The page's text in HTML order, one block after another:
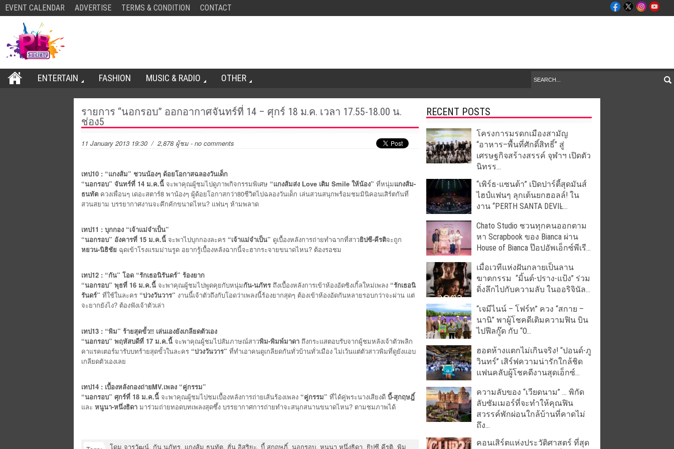
EVENT CALENDAR ADVERTISE TERMS & CONDITION CONTACT
ENTERTAIN FASHION MUSIC & RADIO OTHER
รายการ “นอกรอบ” ออกอากาศจันทร์ที่ 14 – ศุกร์ 18 ม.ค. เวลา 17.55-18.00 น.
ช่อง5
11 January 2013 19:30 / 2,878 ผู้ชม - no comments
เทป10 : “แกงส้ม” ชวนน้องๆ ด้อยโอกาสฉลองวันเด็ก
“นอกรอบ” จันทร์ที่ 14 ม.ค.นี้ จะพาคุณผู้ชมไปดูภาพกิจกรรมพิเศษ “แกงส้มส่ง Love เติม Smile ให้น้อง” ที่หนุ่มแกงส้ม-
ธนทัต ควงเพื่อนๆ เดอะสตาร์8 พาน้องๆ ผู้ด้อยโอกาสกว่า80ชีวิตไปฉลองวันเด็ก เล่นสวนสนุกพร้อมชมมินิคอนเสิร์ตกันที่
สวนสยาม บรรยากาศงานจะคึกคักขนาดไหน? แฟนๆ ห้ามพลาด
เทป11 : บุกกอง “เจ้าแม่จำเป็น”
“นอกรอบ” อังคารที่ 15 ม.ค.นี้ จะพาไปบุกกองละคร “เจ้าแม่จำเป็น” ดูเบื้องหลังการถ่ายทำฉากที่สาวยิปซี-คีรติจะถูก
หยวน-นิธิชัย ฉุดเข้าโรงแรมม่านรูด อยากรู้เบื้องหลังฉากนี้จะฮากระจายขนาดไหน? ต้องรอชม
เทป12 : “กัน” โอด “รักเธอนิรันดร์” ร้องยาก
“นอกรอบ” พุธที่ 16 ม.ค.นี้ จะพาคุณผู้ชมไปพูดคุยกับหนุ่มกัน-นภัทร ถึงเบื้องหลังการเข้าห้องอัดซิงเกิ้ลใหม่เพลง “รักเธอนิ
รันดร์” ที่ใช้ในละคร “บ่วงวันวาร” งานนี้เจ้าตัวถึงกับโอดว่าเพลงนี้ร้องยากสุดๆ ต้องเข้าห้องอัดกันหลายรอบกว่าจะผ่าน แต่
จะยากยังไง? ต้องฟังเจ้าตัวเล่า
เทป13 : “พิม” ร้ายสุดขั้ว!! เล่นเองยังเกลียดตัวเอง
“นอกรอบ” พฤหัสบดีที่ 17 ม.ค.นี้ จะพาคุณผู้ชมไปสัมภาษณ์สาวพิม-พิมพ์มาดา ถึงกระแสตอบรับจากผู้ชมหลังเจ้าตัวพลิก
คาแรคเตอร์มารับบทร้ายสุดขั้วในละคร “บ่วงวันวาร” ที่ทำเอาคนดูเกลียดกันทั่วบ้านทั่วเมือง ไม่เว้นแต่ตัวสาวพิมที่ดูยังแอบ
เกลียดตัวเองเลย
เทป14 : เบื้องหลังกองถ่ายMV.เพลง “คู่กรรม”
“นอกรอบ” ศุกร์ที่ 18 ม.ค.นี้ จะพาคุณผู้ชมไปชมเบื้องหลังการถ่ายเส้นร้องเพลง “คู่กรรม” ที่ได้คู่พระนางเสียงดี บี้-สุกฤษฎิ์
และ หนูนา-หนึ่งธิดา มาร่วมถ่ายทอดบทเพลงสุดซึ้ง บรรยากาศการถ่ายทำจะสนุกสนานขนาดไหน? ตามชมภาพได้
โดม จารุวัฒน์, กัน นภัทร, แกงส้ม ธนทัต, ฮั่น อิสริยะ, บี้ สุกฤษฎิ์, นอกรอบ, หนูนา หนึ่งธิดา, ยิปซี คีรติ, พิม
RECENT POSTS
โครงการมรดกเมืองสามัญ
“อาหาร–พื้นที่ศักดิ์สิทธิ์” สู่
เศรษฐกิจสร้างสรรค์ จุฬาฯ เปิดตัว
นิทรร...
“เพิร์ธ-แซนต้า” เปิดปาร์ตี้สุดมันส์
ไฮป์แฟนๆ ลุกเต้นยกฮอลล์! ใน
งาน “PERTH SANTA DEVIL̵...
Chato Studio ชวนทุกคนออกตาม
หา Scrapbook ของ Bianca ผ่าน
House of Bianca ป๊อปอัพเอ็กซ์พีเรี...
เมื่อเวทีแห่งฝันกลายเป็นลาน
ฆาตกรรม “มิ้นต์-ปราง-แป้ง” ร่วม
ดิ่งลึกไปกับความลับ ในออริจินัล...
“เจมีไนน์ – โฟร์ท” ควง “สกาย –
นานิ” พาผู้โชคดีเติมความฟิน บิน
ไปฟีลกู๊ด กับ “O...
ฮอตห้างแตกไม่เกินจริง! “ปอนด์-ภู
วินทร์” เสิร์ฟความน่ารักใกล้ชิด
แฟนคลับผู้โชคดีงานสุดเอ็กซ์...
ความลับของ “เวียดนาม” … พิกัด
ลับซัมเมอร์ที่จะทำให้คุณฟิน
สวรรค์พักผ่อนใกล้บ้านที่คาดไม่
ถึง...
คอนเสิร์ตแห่งประวัติศาสตร์ ที่สุด